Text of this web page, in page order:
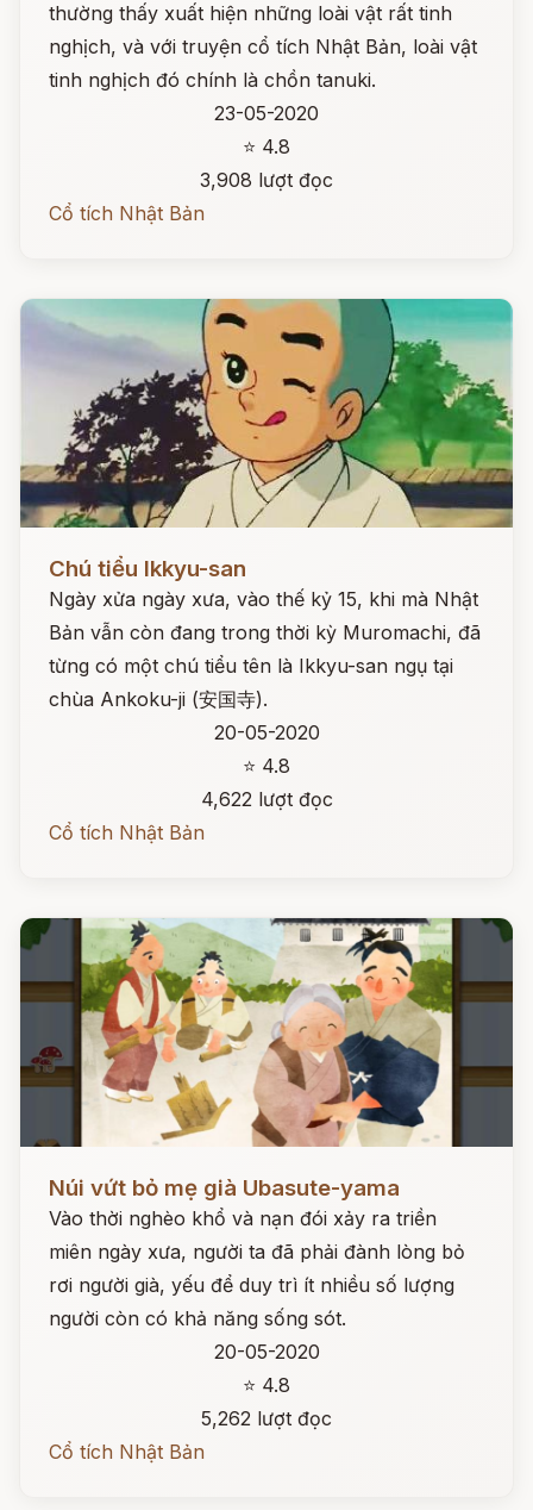
thường thấy xuất hiện những loài vật rất tinh
nghịch, và với truyện cổ tích Nhật Bản, loài vật
tinh nghịch đó chính là chồn tanuki.
23-05-2020
⭐ 4.8
3,908 lượt đọc
Cổ tích Nhật Bản
Chú tiểu Ikkyu-san
Ngày xửa ngày xưa, vào thế kỷ 15, khi mà Nhật
Bản vẫn còn đang trong thời kỳ Muromachi, đã
từng có một chú tiểu tên là Ikkyu-san ngụ tại
chùa Ankoku-ji (安国寺).
20-05-2020
⭐ 4.8
4,622 lượt đọc
Cổ tích Nhật Bản
Núi vứt bỏ mẹ già Ubasute-yama
Vào thời nghèo khổ và nạn đói xảy ra triền
miên ngày xưa, người ta đã phải đành lòng bỏ
rơi người già, yếu để duy trì ít nhiều số lượng
người còn có khả năng sống sót.
20-05-2020
⭐ 4.8
5,262 lượt đọc
Cổ tích Nhật Bản